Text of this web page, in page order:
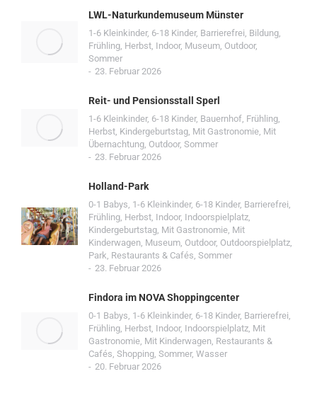
LWL-Naturkundemuseum Münster
1-6 Kleinkinder, 6-18 Kinder, Barrierefrei, Bildung,
Frühling, Herbst, Indoor, Museum, Outdoor,
Sommer
23. Februar 2026
Reit- und Pensionsstall Sperl
1-6 Kleinkinder, 6-18 Kinder, Bauernhof, Frühling,
Herbst, Kindergeburtstag, Mit Gastronomie, Mit
Übernachtung, Outdoor, Sommer
23. Februar 2026
Holland-Park
0-1 Babys, 1-6 Kleinkinder, 6-18 Kinder, Barrierefrei,
Frühling, Herbst, Indoor, Indoorspielplatz,
Kindergeburtstag, Mit Gastronomie, Mit
Kinderwagen, Museum, Outdoor, Outdoorspielplatz,
Park, Restaurants & Cafés, Sommer
23. Februar 2026
Findora im NOVA Shoppingcenter
0-1 Babys, 1-6 Kleinkinder, 6-18 Kinder, Barrierefrei,
Frühling, Herbst, Indoor, Indoorspielplatz, Mit
Gastronomie, Mit Kinderwagen, Restaurants &
Cafés, Shopping, Sommer, Wasser
20. Februar 2026